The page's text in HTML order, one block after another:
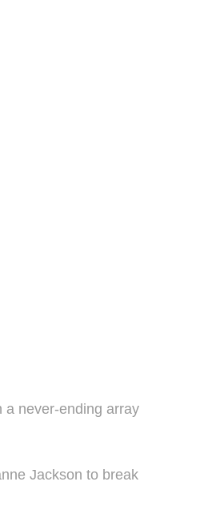
never-ending array
Jackson to break